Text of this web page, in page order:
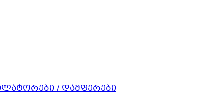
/ დამფერები